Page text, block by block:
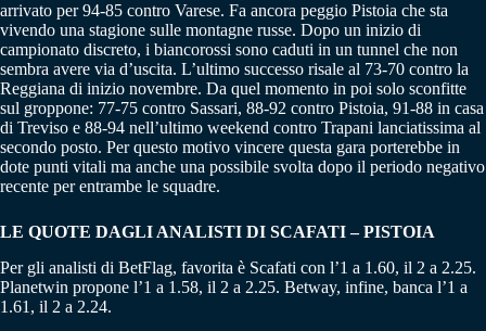
arrivato per 94-85 contro Varese. Fa ancora peggio Pistoia che sta
vivendo una stagione sulle montagne russe. Dopo un inizio di
campionato discreto, i biancorossi sono caduti in un tunnel che non
sembra avere via d’uscita. L’ultimo successo risale al 73-70 contro la
Reggiana di inizio novembre. Da quel momento in poi solo sconfitte
sul groppone: 77-75 contro Sassari, 88-92 contro Pistoia, 91-88 in casa
di Treviso e 88-94 nell’ultimo weekend contro Trapani lanciatissima al
secondo posto. Per questo motivo vincere questa gara porterebbe in
dote punti vitali ma anche una possibile svolta dopo il periodo negativo
recente per entrambe le squadre.
LE QUOTE DAGLI ANALISTI DI SCAFATI – PISTOIA
Per gli analisti di BetFlag, favorita è Scafati con l’1 a 1.60, il 2 a 2.25.
Planetwin propone l’1 a 1.58, il 2 a 2.25. Betway, infine, banca l’1 a
1.61, il 2 a 2.24.